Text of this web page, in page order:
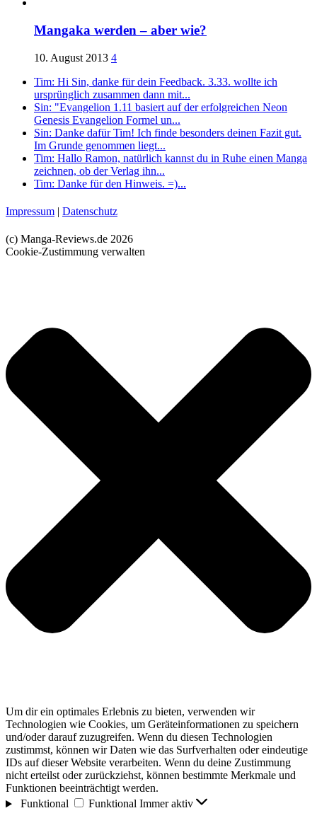
Mangaka werden – aber wie?
10. August 2013 4
Tim: Hi Sin, danke für dein Feedback. 3.33. wollte ich
ursprünglich zusammen dann mit...
Sin: "Evangelion 1.11 basiert auf der erfolgreichen Neon
Genesis Evangelion Formel un...
Sin: Danke dafür Tim! Ich finde besonders deinen Fazit gut.
Im Grunde genommen liegt...
Tim: Hallo Ramon, natürlich kannst du in Ruhe einen Manga
zeichnen, ob der Verlag ihn...
Tim: Danke für den Hinweis. =)...
Impressum | Datenschutz
(c) Manga-Reviews.de 2026
Cookie-Zustimmung verwalten
Um dir ein optimales Erlebnis zu bieten, verwenden wir
Technologien wie Cookies, um Geräteinformationen zu speichern
und/oder darauf zuzugreifen. Wenn du diesen Technologien
zustimmst, können wir Daten wie das Surfverhalten oder eindeutige
IDs auf dieser Website verarbeiten. Wenn du deine Zustimmung
nicht erteilst oder zurückziehst, können bestimmte Merkmale und
Funktionen beeinträchtigt werden.
Funktional
Funktional Immer aktiv